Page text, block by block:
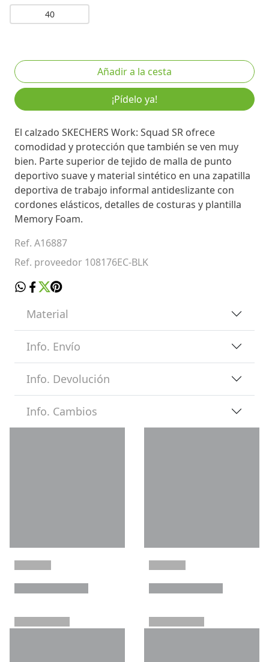
40
¡Pídelo ya!
El calzado SKECHERS Work: Squad SR ofrece
comodidad y protección que también se ven muy
bien. Parte superior de tejido de malla de punto
deportivo suave y material sintético en una zapatilla
deportiva de trabajo informal antideslizante con
cordones elásticos, detalles de costuras y plantilla
Memory Foam.
Ref. A16887
Ref. proveedor 108176EC-BLK
Material
Info. Envío
Info. Devolución
Info. Cambios